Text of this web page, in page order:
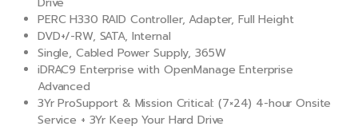
PERC H330 RAID Controller, Adapter, Full Height
DVD+/-RW, SATA, Internal
Single, Cabled Power Supply, 365W
iDRAC9 Enterprise with OpenManage Enterprise
Advanced
3Yr ProSupport & Mission Critical: (7×24) 4-hour Onsite
Service + 3Yr Keep Your Hard Drive